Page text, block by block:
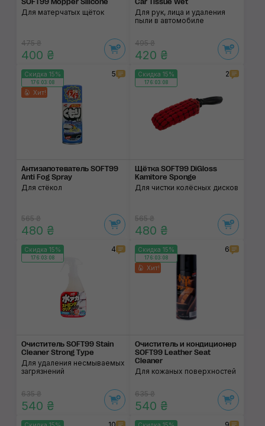
SOFT99 Mopper Silicone
Для матерчатых щёток
475 ₴
400 ₴
Car Tissue Wet
Для рук, лица и удаления
пыли в автомобиле
495 ₴
420 ₴
Скидка 15%
176:03:07
Хит!
5
Антизапотеватель SOFT99
Anti Fog Spray
Для стёкол
565 ₴
480 ₴
Скидка 15%
176:03:07
2
Щётка SOFT99 DiGloss
Kamitore Sponge
Для чистки колёсных дисков
565 ₴
480 ₴
Скидка 15%
176:03:07
4
Очиститель SOFT99 Stain
Cleaner Strong Type
Для удаления несмываемых
загрязнений
635 ₴
540 ₴
Скидка 15%
176:03:07
Хит!
6
Очиститель и кондици­онер
SOFT99 Leather Seat
Cleaner
Для кожаных поверхностей
635 ₴
540 ₴